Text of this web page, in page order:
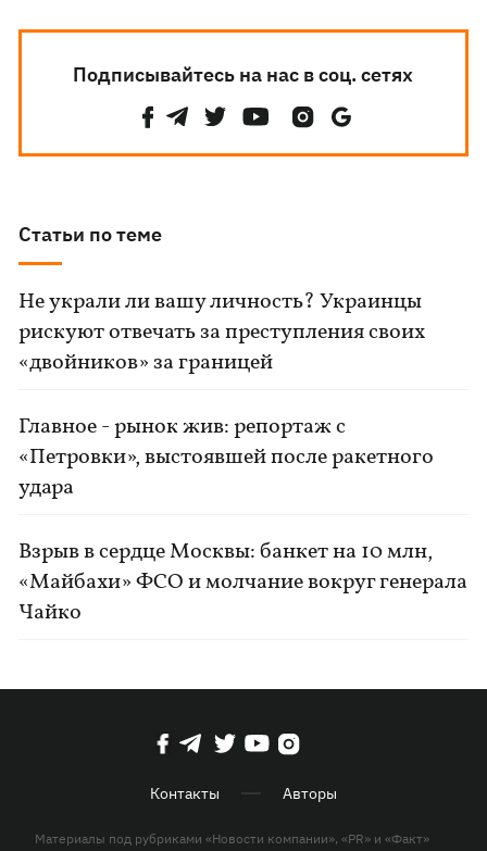
Подписывайтесь на нас в соц. сетях
Статьи по теме
Не украли ли вашу личность? Украинцы
рискуют отвечать за преступления своих
«двойников» за границей
Главное - рынок жив: репортаж с
«Петровки», выстоявшей после ракетного
удара
Взрыв в сердце Москвы: банкет на 10 млн,
«Майбахи» ФСО и молчание вокруг генерала
Чайко
Контакты Авторы
Материалы под рубриками «Новости компании», «PR» и «Факт»